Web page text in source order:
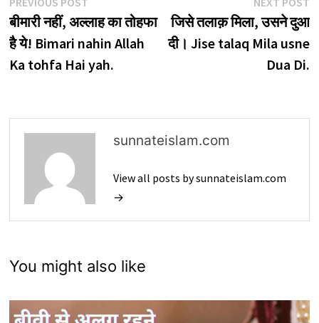
navigation
post:
बीमारी नहीं, अल्लाह का तोहफा
है ये! Bimari nahin Allah
Ka tohfa Hai yah.
जिसे तलाक़ मिला, उसने दुआ
दी। Jise talaq Mila usne
Dua Di.
sunnateislam.com
View all posts by sunnateislam.com
→
You might also like